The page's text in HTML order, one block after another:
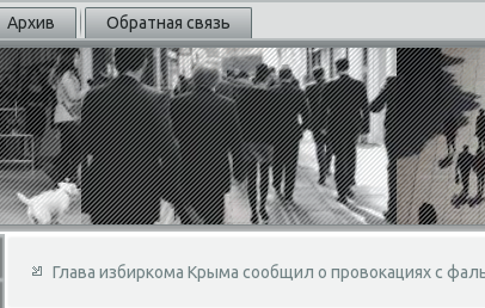
Архив Обратная связь
Глава избиркома Крыма сообщил о провокациях с